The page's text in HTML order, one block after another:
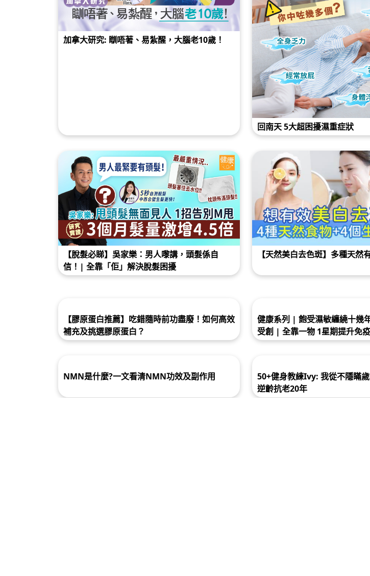
加拿大研究: 瞓唔著、易紮醒，大腦老10歲！
回南天 5大超困擾濕重症狀
【脫髮必睇】吳家樂：男人嚟講，頭髮係自
信！| 全靠「佢」解決脫髮困擾
【天然美白去色斑】多種天然